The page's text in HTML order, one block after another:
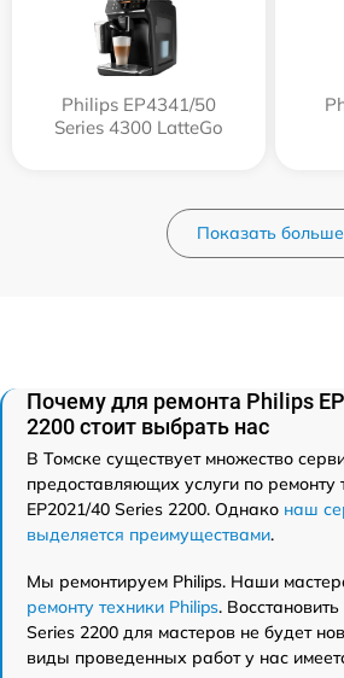
Philips EP4341/50
Series 4300 LatteGo
Показать больше
Почему для ремонта Philips
2200 стоит выбрать нас
В Томске существует множество
предоставляющих услуги по ремонту
EP2021/40 Series 2200. Однако наш
выделяется преимуществами.
Мы ремонтируем Philips. Наши
ремонту техники Philips.
Series 2200 для мастеров не будет
виды проведенных работ у нас